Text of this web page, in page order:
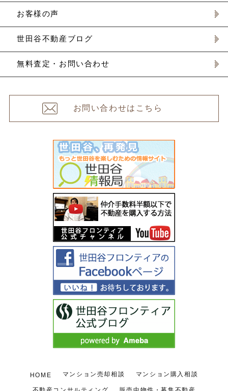
お客様の声
世田谷不動産ブログ
無料査定・お問い合わせ
お問い合わせはこちら
HOME マンション売却相談 マンション購入相談